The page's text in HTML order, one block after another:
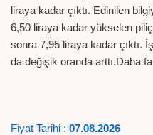
liraya kadar çıktı. Edinilen
6,50 liraya kadar yükselen
sonra 7,95 liraya kadar çıktı.
da değişik oranda arttı.Daha
Fiyat Tarihi : 07.08.2026